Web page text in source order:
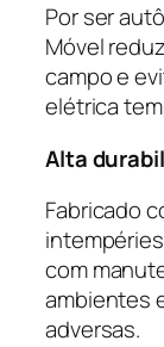
Por ser
Móvel
campo e
elétrica
Alta
Fabricado
com
ambientes
adversas.